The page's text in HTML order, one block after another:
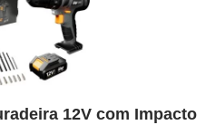
12V com Impacto